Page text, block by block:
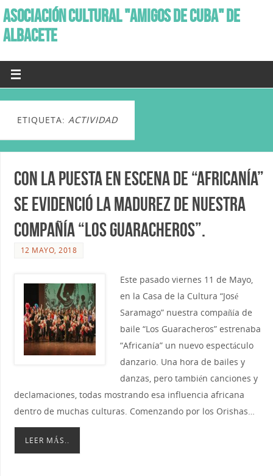
ASOCIACIÓN CULTURAL "AMIGOS DE CUBA" DE
ALBACETE
ETIQUETA: ACTIVIDAD
Con la puesta en escena de “Africanía”
se evidenció la madurez de nuestra
Compañía “Los Guaracheros”.
12 MAYO, 2018
Este pasado viernes 11 de Mayo,
en la Casa de la Cultura “José
Saramago” nuestra compañía de
baile “Los Guaracheros” estrenaba
“Africanía” un nuevo espectáculo
danzario. Una hora de bailes y
danzas, pero también canciones y
declamaciones, todas mostrando esa influencia africana
dentro de muchas culturas. Comenzando por los Orishas…
LEER MÁS..